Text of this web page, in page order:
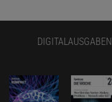
DIGITALAUSGABEN